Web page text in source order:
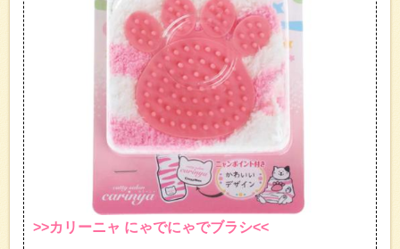
>>カリーニャ にゃでにゃでブラシ<<